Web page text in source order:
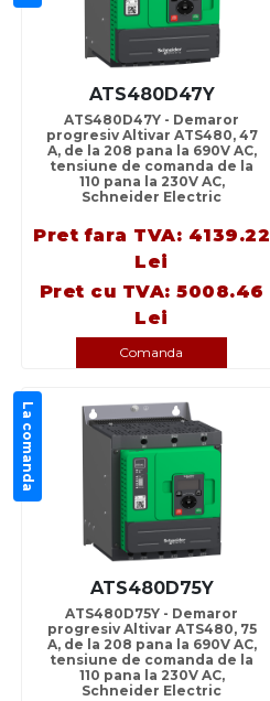
ATS480D47Y
ATS480D47Y - Demaror
progresiv Altivar ATS480, 47
A, de la 208 pana la 690V AC,
tensiune de comanda de la
110 pana la 230V AC,
Schneider Electric
Pret fara TVA: 4139.22
Lei
Pret cu TVA: 5008.46
Lei
Comanda
La comanda
ATS480D75Y
ATS480D75Y - Demaror
progresiv Altivar ATS480, 75
A, de la 208 pana la 690V AC,
tensiune de comanda de la
110 pana la 230V AC,
Schneider Electric